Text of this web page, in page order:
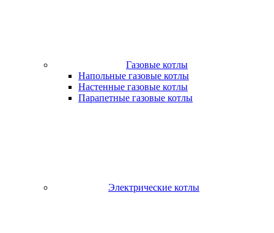
Газовые котлы
Напольные газовые котлы
Настенные газовые котлы
Парапетные газовые котлы
Электрические котлы